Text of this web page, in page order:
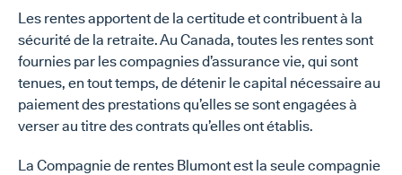
Les rentes apportent de la certitude et contribuent à la
sécurité de la retraite. Au Canada, toutes les rentes sont
fournies par les compagnies d’assurance vie, qui sont
tenues, en tout temps, de détenir le capital nécessaire au
paiement des prestations qu’elles se sont engagées à
verser au titre des contrats qu’elles ont établis.
La Compagnie de rentes Blumont est la seule compagnie